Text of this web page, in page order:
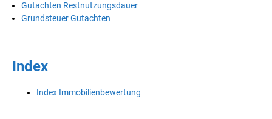
Gutachten Restnutzungsdauer
Grundsteuer Gutachten
Index
Index Immobilienbewertung